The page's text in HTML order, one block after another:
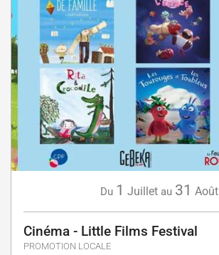
Du 1 Juillet au 31 Août
Cinéma - Little Films Festival
PROMOTION LOCALE